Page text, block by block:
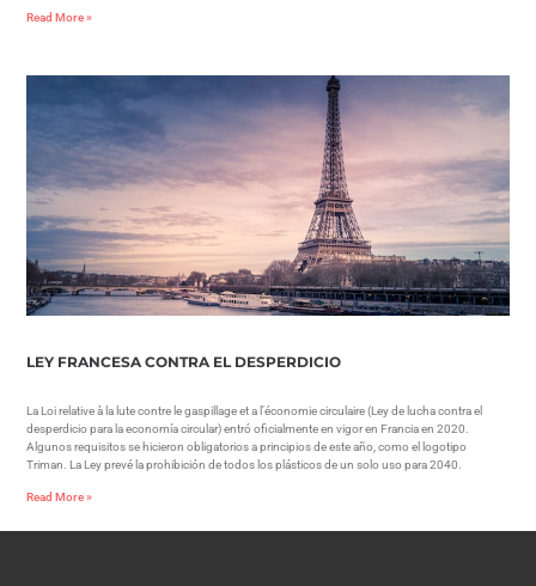
Read More »
LEY FRANCESA CONTRA EL DESPERDICIO
La Loi relative à la lute contre le gaspillage et a l’économie circulaire (Ley de lucha contra el
desperdicio para la economía circular) entró oficialmente en vigor en Francia en 2020.
Algunos requisitos se hicieron obligatorios a principios de este año, como el logotipo
Triman. La Ley prevé la prohibición de todos los plásticos de un solo uso para 2040.
Read More »